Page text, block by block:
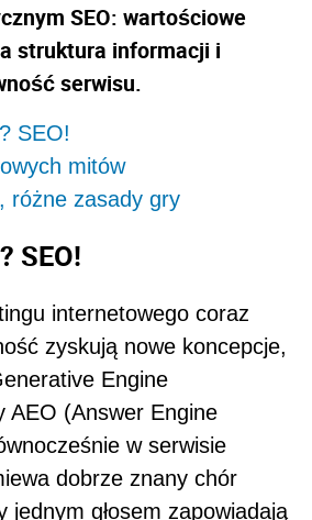
SEO: wartościowe
struktura informacji i
serwisu.
SEO!
mitów
różne zasady gry
SEO!
internetowego coraz
zyskują nowe koncepcje,
Engine
AEO (Answer Engine
w serwisie
dobrze znany chór
jednym głosem zapowiadają